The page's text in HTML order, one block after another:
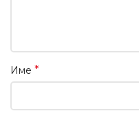
Име *